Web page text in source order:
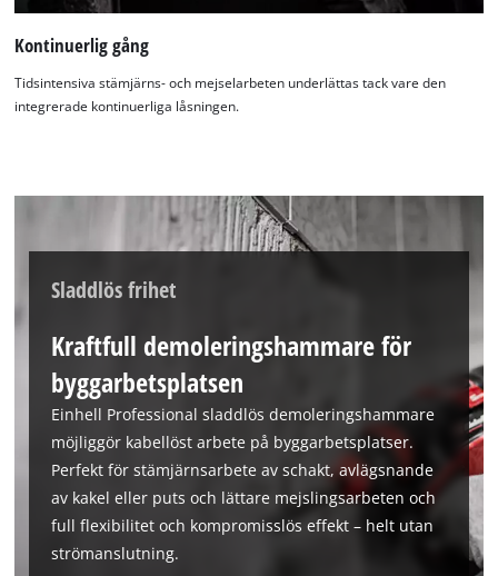
This content is not permitted to load due
to trackers that are not disclosed to the
visitor. The website owner needs to setup
the site with their CMP to add this content
to the list of technologies used.
Powered byUsercentrics Consent
Management Platform
Kontinuerlig gång
Tidsintensiva stämjärns- och mejselarbeten underlättas tack vare den
integrerade kontinuerliga låsningen.
Sladdlös frihet
Kraftfull demoleringshammare för
byggarbetsplatsen
Einhell Professional sladdlös demoleringshammare
möjliggör kabellöst arbete på byggarbetsplatser.
Perfekt för stämjärnsarbete av schakt, avlägsnande
av kakel eller puts och lättare mejslingsarbeten och
full flexibilitet och kompromisslös effekt – helt utan
strömanslutning.